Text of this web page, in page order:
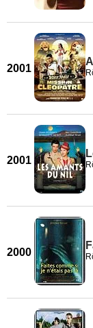
2001
2001
2000